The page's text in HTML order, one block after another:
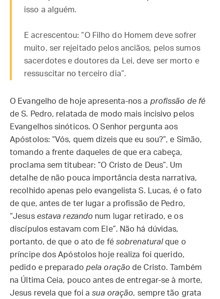
isso a alguém.
E acrescentou: “O Filho do Homem deve sofrer
muito, ser rejeitado pelos anciãos, pelos sumos
sacerdotes e doutores da Lei, deve ser morto e
ressuscitar no terceiro dia”.
O Evangelho de hoje apresenta-nos a profissão de fé
de S. Pedro, relatada de modo mais incisivo pelos
Evangelhos sinóticos. O Senhor pergunta aos
Apóstolos: “Vós, quem dizeis que eu sou?”, e Simão,
tomando a frente daqueles de que era cabeça,
proclama sem titubear: “O Cristo de Deus”. Um
detalhe de não pouca importância desta narrativa,
recolhido apenas pelo evangelista S. Lucas, é o fato
de que, antes de ter lugar a profissão de Pedro,
“Jesus estava rezando num lugar retirado, e os
discípulos estavam com Ele”. Não há dúvidas,
portanto, de que o ato de fé sobrenatural que o
príncipe dos Apóstolos hoje realiza foi querido,
pedido e preparado pela oração de Cristo. Também
na Última Ceia, pouco antes de entregar-se à morte,
Jesus revela que foi asua oração, sempre tão grata